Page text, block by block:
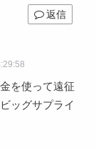
返信
を使って遠征
ッグサプライ